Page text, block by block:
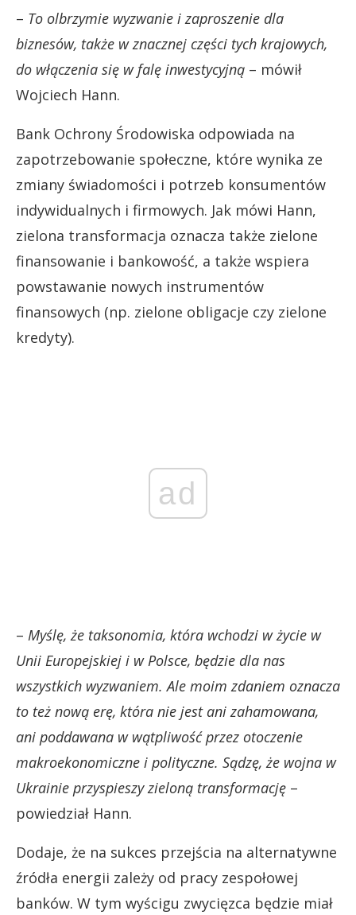
– To olbrzymie wyzwanie i zaproszenie dla
biznesów, także w znacznej części tych krajowych,
do włączenia się w falę inwestycyjną – mówił
Wojciech Hann.
Bank Ochrony Środowiska odpowiada na
zapotrzebowanie społeczne, które wynika ze
zmiany świadomości i potrzeb konsumentów
indywidualnych i firmowych. Jak mówi Hann,
zielona transformacja oznacza także zielone
finansowanie i bankowość, a także wspiera
powstawanie nowych instrumentów
finansowych (np. zielone obligacje czy zielone
kredyty).
ad
– Myślę, że taksonomia, która wchodzi w życie w
Unii Europejskiej i w Polsce, będzie dla nas
wszystkich wyzwaniem. Ale moim zdaniem oznacza
to też nową erę, która nie jest ani zahamowana,
ani poddawana w wątpliwość przez otoczenie
makroekonomiczne i polityczne. Sądzę, że wojna w
Ukrainie przyspieszy zieloną transformację –
powiedział Hann.
Dodaje, że na sukces przejścia na alternatywne
źródła energii zależy od pracy zespołowej
banków. W tym wyścigu zwycięzca będzie miał